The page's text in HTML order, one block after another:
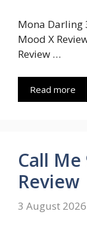
Mona Darling
Mood X
Review …
Read more
Call
Review
3 August 2026